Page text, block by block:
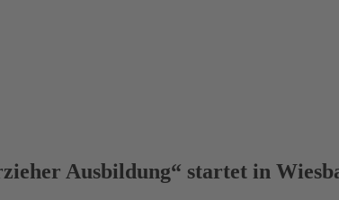
Ausbildung“ startet in